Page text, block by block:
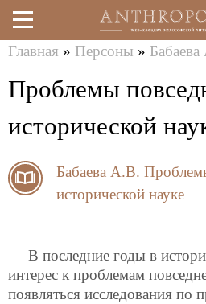
Перейти
к
основному
здесь
Главная » Персоны »
Проблемы
исторической
Бабаева А.В.
исторической науке
В последние годы в
интерес к проблемам
появляться исследования по